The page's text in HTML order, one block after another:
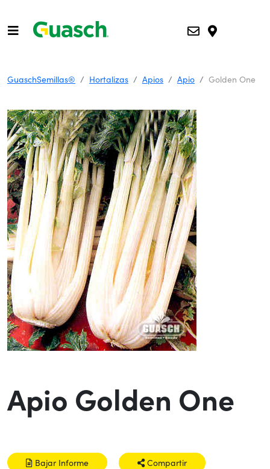
GuaschSemillas® Hortalizas Apios Apio Golden One
Apio Golden One
Bajar Informe Compartir